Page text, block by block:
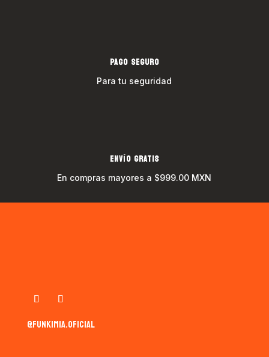
PAGO SEGURO
Para tu seguridad
ENVÍO GRATIS
En compras mayores a $999.00 MXN
@funkimia.oficial